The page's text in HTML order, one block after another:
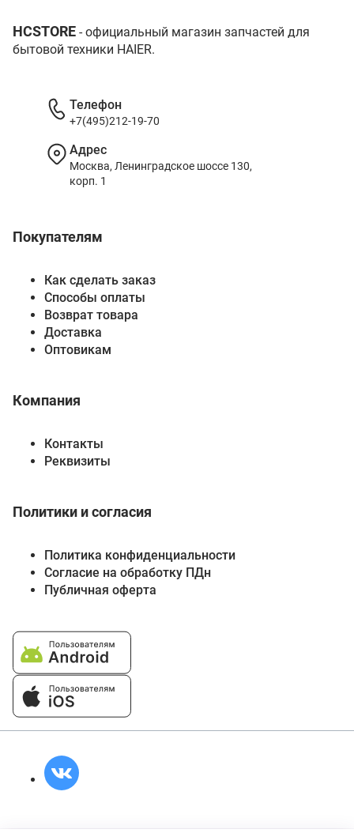
HCSTORE - официальный магазин запчастей для
бытовой техники HAIER.
Покупателям
Как сделать заказ
Способы оплаты
Возврат товара
Доставка
Оптовикам
Компания
Контакты
Реквизиты
Политики и согласия
Политика конфиденциальности
Согласие на обработку ПДн
Публичная оферта
Телефон
+7(495)212-19-70
Адрес
Москва, Ленинградское шоссе 130,
корп. 1